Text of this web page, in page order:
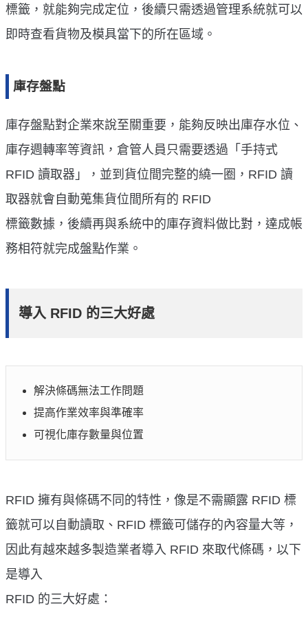
標籤，就能夠完成定位，後續只需透過管理系統就可以
即時查看貨物及模具當下的所在區域。
庫存盤點
庫存盤點對企業來說至關重要，能夠反映出庫存水位、
庫存週轉率等資訊，倉管人員只需要透過「手持式
RFID 讀取器」，並到貨位間完整的繞一圈，RFID 讀
取器就會自動蒐集貨位間所有的 RFID
標籤數據，後續再與系統中的庫存資料做比對，達成帳
務相符就完成盤點作業。
導入 RFID 的三大好處
解決條碼無法工作問題
提高作業效率與準確率
可視化庫存數量與位置
RFID 擁有與條碼不同的特性，像是不需顯露 RFID 標
籤就可以自動讀取、RFID 標籤可儲存的內容量大等，
因此有越來越多製造業者導入 RFID 來取代條碼，以下
是導入
RFID 的三大好處：